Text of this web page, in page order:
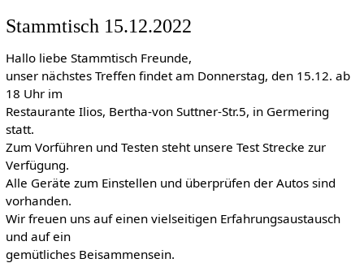
Stammtisch 15.12.2022
Hallo liebe Stammtisch Freunde,
unser nächstes Treffen findet am Donnerstag, den 15.12. ab
18 Uhr im
Restaurante Ilios, Bertha-von Suttner-Str.5, in Germering
statt.
Zum Vorführen und Testen steht unsere Test Strecke zur
Verfügung.
Alle Geräte zum Einstellen und überprüfen der Autos sind
vorhanden.
Wir freuen uns auf einen vielseitigen Erfahrungsaustausch
und auf ein
gemütliches Beisammensein.